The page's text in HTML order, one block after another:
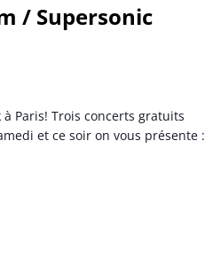
/ Supersonic
Paris! Trois concerts gratuits
et ce soir on vous présente :